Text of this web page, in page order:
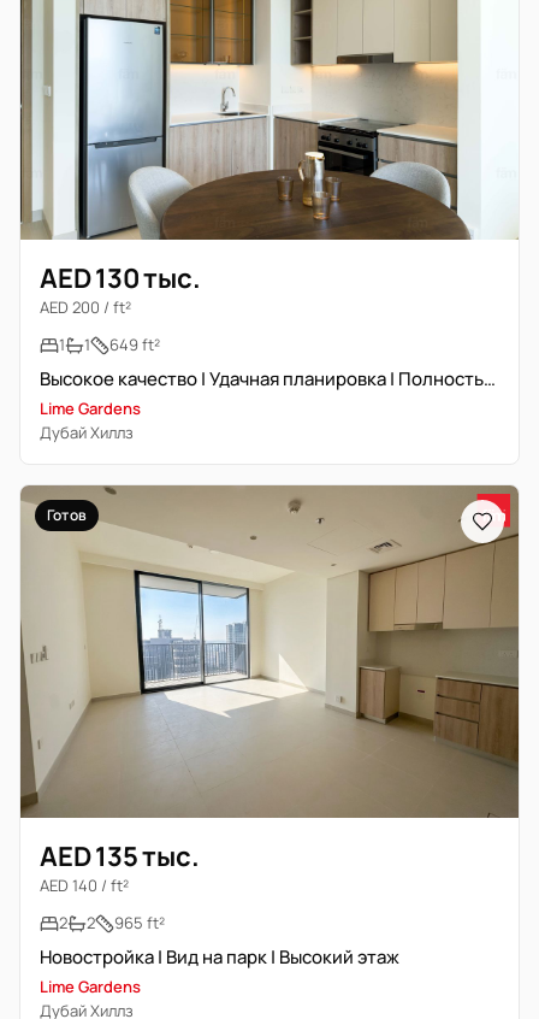
AED 130 тыс.
AED 200 / ft²
1
1 649 ft²
Высокое качество | Удачная планировка | Полностью меблирована
Lime Gardens
Дубай Хиллз
Готов
AED 135 тыс.
AED 140 / ft²
2
2 965 ft²
Новостройка | Вид на парк | Высокий этаж
Lime Gardens
Дубай Хиллз